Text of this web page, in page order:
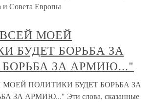
и Совета Европы
МОЕЙ
БУДЕТ БОРЬБА ЗА
ЗА АРМИЮ..."
ПОЛИТИКИ БУДЕТ БОРЬБА ЗА
ЗА АРМИЮ..." Эти слова, сказанные